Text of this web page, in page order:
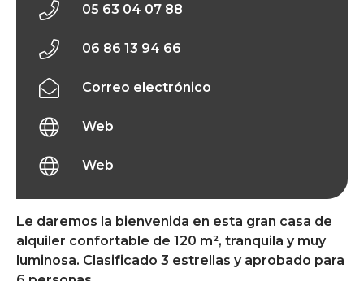
Le daremos la bienvenida en esta gran casa de
alquiler confortable de 120 m², tranquila y muy
luminosa. Clasificado 3 estrellas y aprobado para
05 63 04 07 88
06 86 13 94 66
Correo electrónico
Web
Web